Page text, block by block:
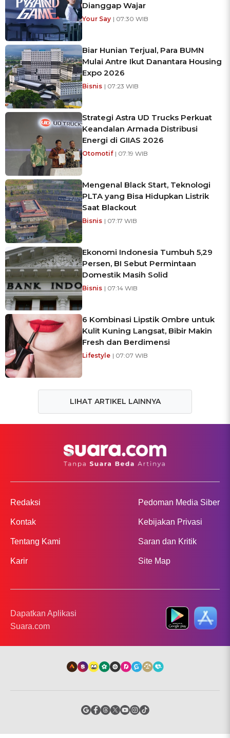
Dianggap Wajar
Your Say | 07:30 WIB
Biar Hunian Terjual, Para BUMN
Mulai Antre Ikut Danantara Housing
Expo 2026
Bisnis | 07:23 WIB
Strategi Astra UD Trucks Perkuat
Keandalan Armada Distribusi
Energi di GIIAS 2026
Otomotif | 07:19 WIB
Mengenal Black Start, Teknologi
PLTA yang Bisa Hidupkan Listrik
Saat Blackout
Bisnis | 07:17 WIB
Ekonomi Indonesia Tumbuh 5,29
Persen, BI Sebut Permintaan
Domestik Masih Solid
Bisnis | 07:14 WIB
6 Kombinasi Lipstik Ombre untuk
Kulit Kuning Langsat, Bibir Makin
Fresh dan Berdimensi
Lifestyle | 07:07 WIB
LIHAT ARTIKEL LAINNYA
Redaksi
Kontak
Tentang Kami
Karir
Pedoman Media Siber
Kebijakan Privasi
Saran dan Kritik
Site Map
Dapatkan Aplikasi
Suara.com